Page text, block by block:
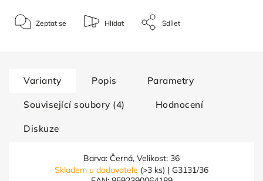
Zeptat se Hlídat Sdílet
Varianty Popis Parametry
Související soubory (4) Hodnocení
Diskuze
Barva: Černá, Velikost: 36
Skladem u dodavatele (>3 ks) | G3131/36